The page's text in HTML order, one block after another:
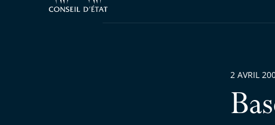
2 AVRIL